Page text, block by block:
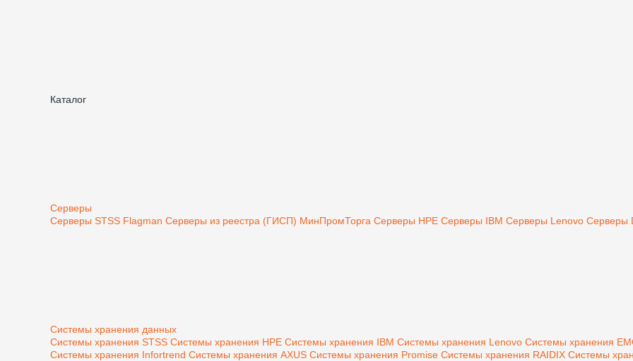
Каталог
Серверы
Серверы STSS Flagman Серверы из реестра (ГИСП) МинПромТорга Серверы HPE Серверы IBM Серверы Lenovo Серверы
Системы хранения данных
Системы хранения STSS Системы хранения HPE Системы хранения IBM Системы хранения Lenovo Системы хранения
Системы хранения Infortrend Системы хранения AXUS Системы хранения Promise Системы хранения RAIDIX Системы